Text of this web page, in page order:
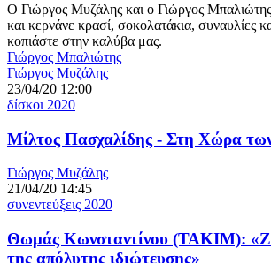
Ο Γιώργος Μυζάλης και ο Γιώργος
και κερνάνε κρασί, σοκολατάκια, συναυλίες
κοπιάστε στην καλύβα μας.
Γιώργος Μπαλιώτης
Γιώργος Μυζάλης
23/04/20 12:00
δίσκοι 2020
Μίλτος Πασχαλίδης - Στη Χώρα
Γιώργος Μυζάλης
21/04/20 14:45
συνεντεύξεις 2020
Θωμάς Κωνσταντίνου (ΤΑΚΙΜ):
της απόλυτης ιδιώτευσης»